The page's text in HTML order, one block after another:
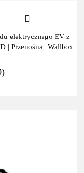
elektrycznego EV z
| Przenośna | Wallbox